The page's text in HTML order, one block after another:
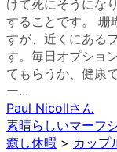
けて死にそうにな
することです。 珊
すが、近くにある
す。毎日オプショ
てもらうか、健康
ー...
Paul Nicollさん
素晴らしいマーフ
癒し休暇 > カップ